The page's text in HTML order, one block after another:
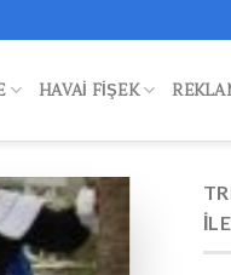
HAVAI FIŞEK